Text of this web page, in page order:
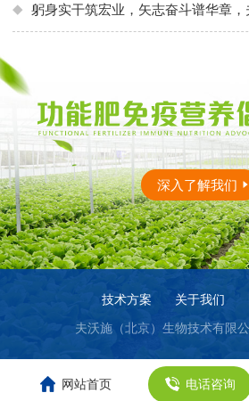
深入了解我们
技术方案 关于我们
夫沃施（北京）生物技术有限
网站首页 电话咨询